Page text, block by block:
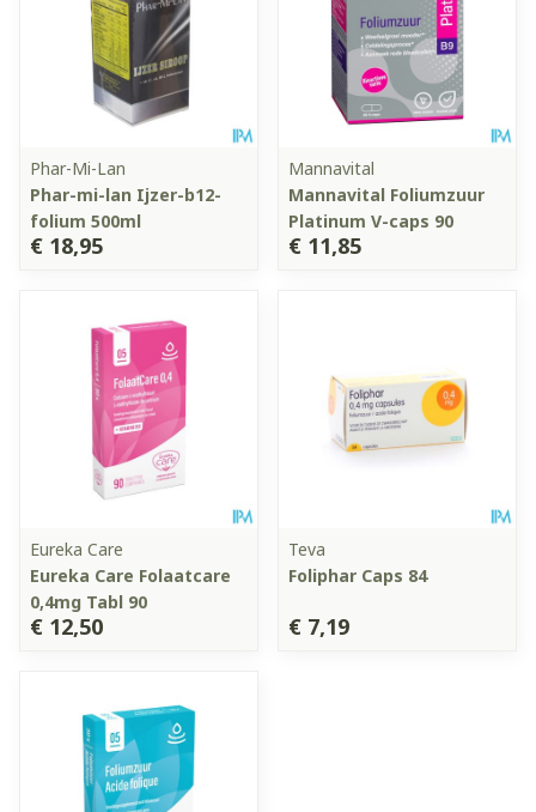
Phar-Mi-Lan
Phar-mi-lan Ijzer-b12-
folium 500ml
€ 18,95
Mannavital
Mannavital Foliumzuur
Platinum V-caps 90
€ 11,85
Eureka Care
Eureka Care Folaatcare
0,4mg Tabl 90
€ 12,50
Teva
Foliphar Caps 84
€ 7,19